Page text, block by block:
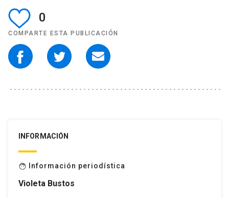
0
COMPARTE ESTA PUBLICACIÓN
INFORMACIÓN
face Información periodística
Violeta Bustos